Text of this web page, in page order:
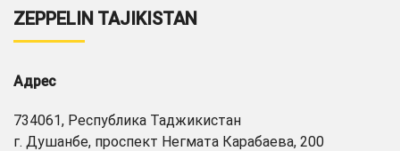
ZEPPELIN TAJIKISTAN
Адрес
734061, Республика Таджикистан
г. Душанбе, проспект Негмата Карабаева, 200